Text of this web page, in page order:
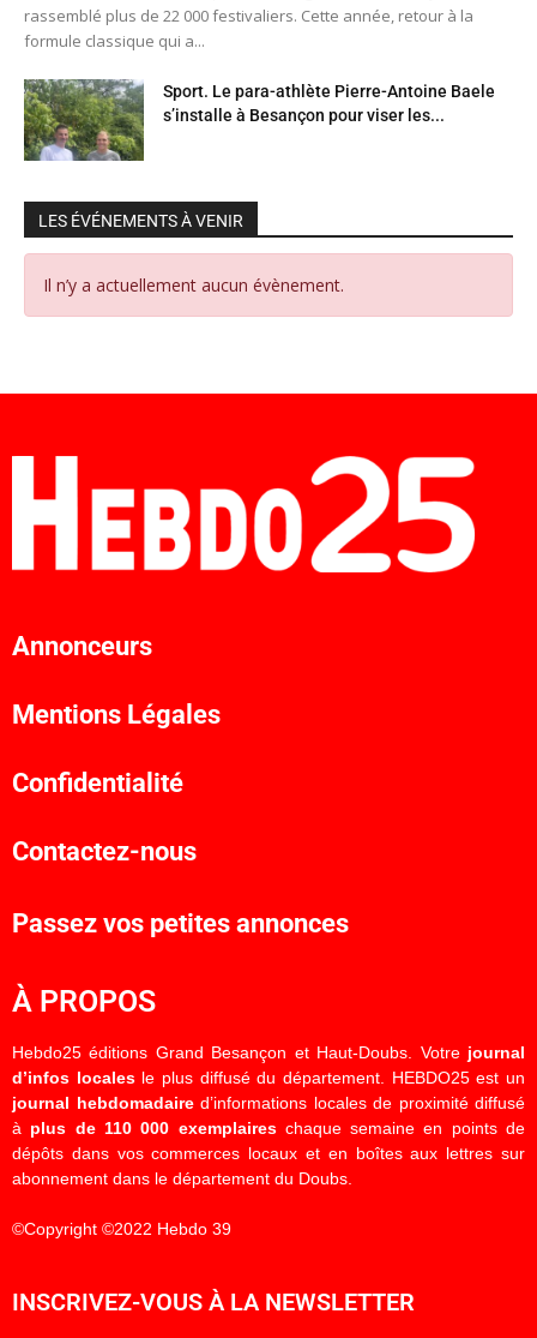
rassemblé plus de 22 000 festivaliers. Cette année, retour à la
formule classique qui a...
Sport. Le para-athlète Pierre-Antoine Baele
s’installe à Besançon pour viser les...
LES ÉVÉNEMENTS À VENIR
Il n’y a actuellement aucun évènement.
Annonceurs
Mentions Légales
Confidentialité
Contactez-nous
Passez vos petites annonces
À PROPOS
Hebdo25 éditions Grand Besançon et Haut-Doubs. Votre journal
d’infos localesle plus diffusé du département. HEBDO25 est un
journal hebdomadaired’informations locales de proximité diffusé
à plus de 110 000 exemplaireschaque semaine en points de
dépôts dans vos commerces locaux et en boîtes aux lettres sur
abonnement dans le département du Doubs.
©Copyright ©2022 Hebdo 39
INSCRIVEZ-VOUS À LA NEWSLETTER